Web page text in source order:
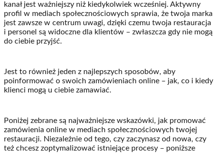
kanał jest ważniejszy niż kiedykolwiek wcześniej. Aktywny
profil w mediach społecznościowych sprawia, że twoja marka
jest zawsze w centrum uwagi, dzięki czemu twoja restauracja
i personel są widoczne dla klientów – zwłaszcza gdy nie mogą
do ciebie przyjść.
Jest to również jeden z najlepszych sposobów, aby
poinformować o swoich zamówieniach online – jak, co i kiedy
klienci mogą u ciebie zamawiać.
Poniżej zebrane są najważniejsze wskazówki, jak promować
zamówienia online w mediach społecznościowych twojej
restauracji. Niezależnie od tego, czy zaczynasz od nowa, czy
też chcesz zoptymalizować istniejące procesy – poniższe